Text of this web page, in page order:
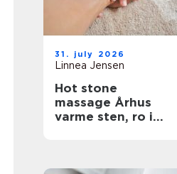
31. july 2026
Linnea Jensen
Hot stone
massage Århus
varme sten, ro i